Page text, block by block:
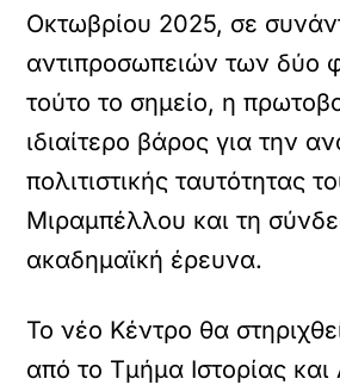
Οκτωβρίου 2025, σε
αντιπροσωπειών των δύο
τούτο το σημείο, η
ιδιαίτερο βάρος για την
πολιτιστικής ταυτότητας
Μιραμπέλλου και τη
ακαδημαϊκή έρευνα.
Το νέο Κέντρο θα
από το Τμήμα Ιστορίας και